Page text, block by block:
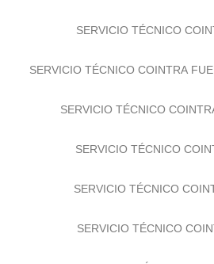
SERVICIO TÉCNICO
SERVICIO TÉCNICO COINTRA
SERVICIO TÉCNICO
SERVICIO TÉCNICO
SERVICIO TÉCNICO
SERVICIO TÉCNICO